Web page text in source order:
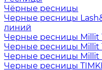
Чёрные ресницы
Черные ресницы
линий
Черные ресницы Millit
Черные ресницы Millit
Черные ресницы Millit
Черные ресницы